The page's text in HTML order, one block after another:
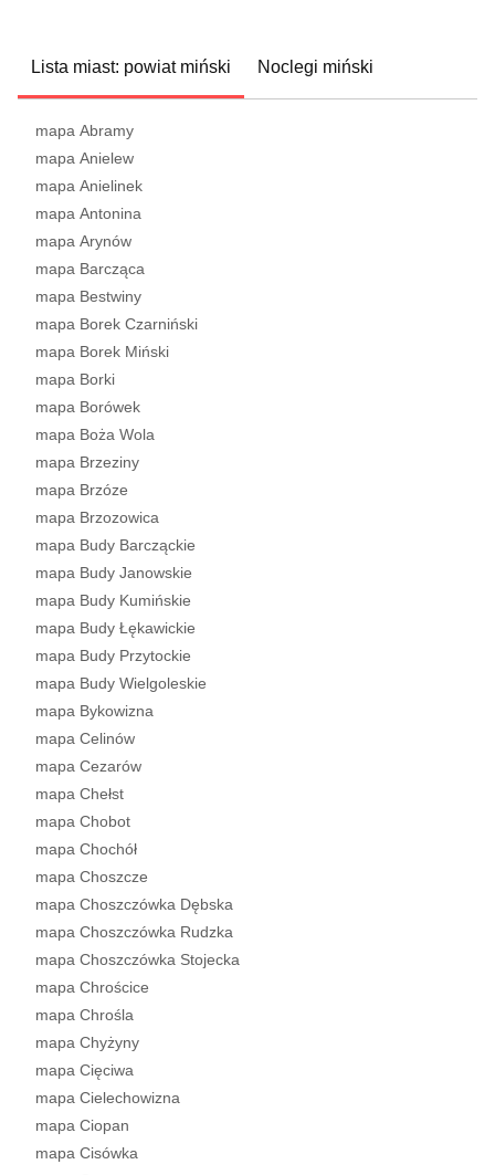
Lista miast: powiat miński Noclegi miński
mapa Abramy
mapa Anielew
mapa Anielinek
mapa Antonina
mapa Arynów
mapa Barcząca
mapa Bestwiny
mapa Borek Czarniński
mapa Borek Miński
mapa Borki
mapa Borówek
mapa Boża Wola
mapa Brzeziny
mapa Brzóze
mapa Brzozowica
mapa Budy Barcząckie
mapa Budy Janowskie
mapa Budy Kumińskie
mapa Budy Łękawickie
mapa Budy Przytockie
mapa Budy Wielgoleskie
mapa Bykowizna
mapa Celinów
mapa Cezarów
mapa Chełst
mapa Chobot
mapa Chochół
mapa Choszcze
mapa Choszczówka Dębska
mapa Choszczówka Rudzka
mapa Choszczówka Stojecka
mapa Chrościce
mapa Chrośla
mapa Chyżyny
mapa Cięciwa
mapa Cielechowizna
mapa Ciopan
mapa Cisówka